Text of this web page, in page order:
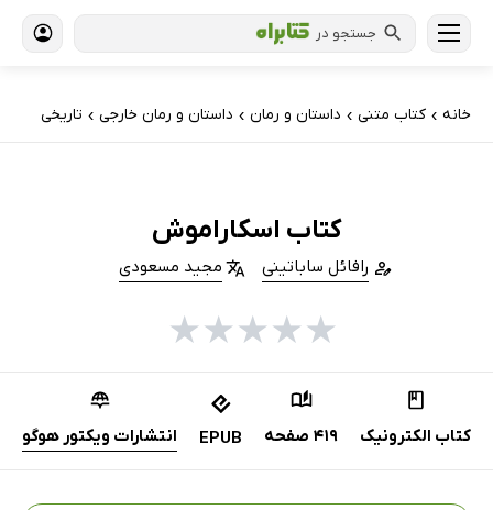
جستجو در
خانه › کتاب‌ متنی › داستان و رمان › داستان و رمان خارجی › تاریخی
کتاب اسکاراموش
رافائل ساباتینی مجید مسعودی
★
★
★
★
★
کتاب الکترونیک 419 صفحه EPUB انتشارات ویکتور هوگو